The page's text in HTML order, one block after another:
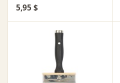
5,95 $